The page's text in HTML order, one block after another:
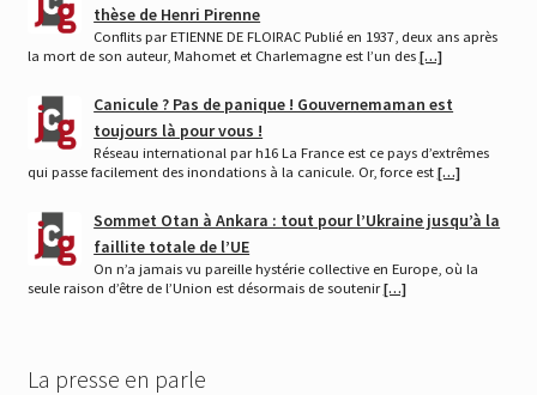
thèse de Henri Pirenne
Conflits par ETIENNE DE FLOIRAC Publié en 1937, deux ans après
la mort de son auteur, Mahomet et Charlemagne est l’un des […]
Canicule ? Pas de panique ! Gouvernemaman est
toujours là pour vous !
Réseau international par h16 La France est ce pays d’extrêmes
qui passe facilement des inondations à la canicule. Or, force est […]
Sommet Otan à Ankara : tout pour l’Ukraine jusqu’à la
faillite totale de l’UE
On n’a jamais vu pareille hystérie collective en Europe, où la
seule raison d’être de l’Union est désormais de soutenir[…]
La presse en parle